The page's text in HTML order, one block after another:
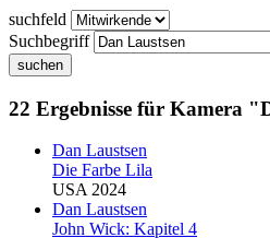
suchfeld
Suchbegriff
suchen
22 Ergebnisse für Kamera
Dan Laustsen
Die Farbe Lila
USA 2024
Dan Laustsen
John Wick: Kapitel 4